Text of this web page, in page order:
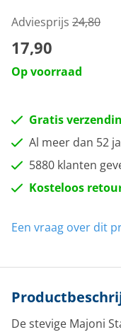
Adviesprijs 24,80
17,90
Op voorraad
Gratis
Al meer dan 52
5880 klanten
Kosteloos
Een vraag over dit
De stevige Majoni